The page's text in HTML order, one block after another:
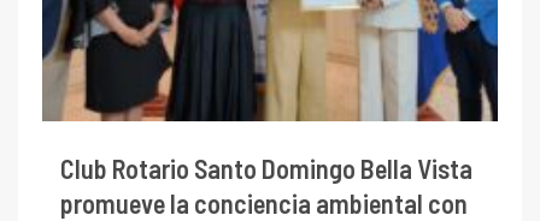
Club Rotario Santo Domingo Bella Vista
promueve la conciencia ambiental con